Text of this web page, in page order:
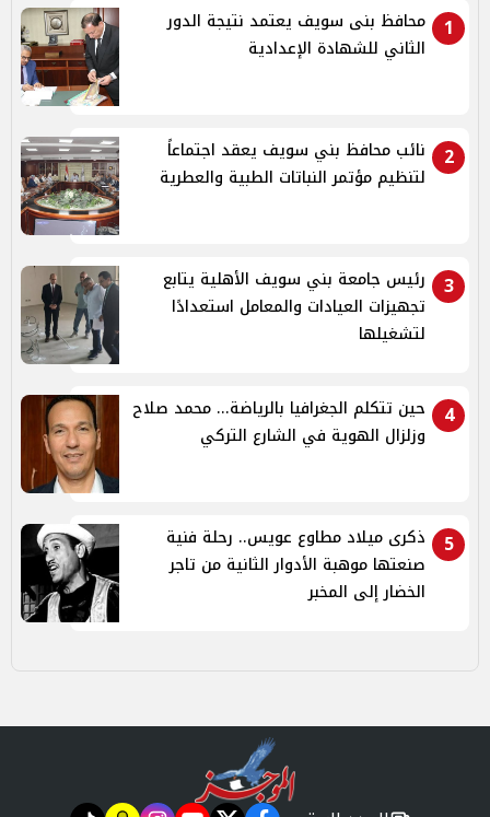
1
محافظ بنى سويف يعتمد نتيجة الدور
الثاني للشهادة الإعدادية
2
نائب محافظ بني سويف يعقد اجتماعاً
لتنظيم مؤتمر النباتات الطبية والعطرية
3
رئيس جامعة بني سويف الأهلية يتابع
تجهيزات العيادات والمعامل استعدادًا
لتشغيلها
4
حين تتكلم الجغرافيا بالرياضة... محمد صلاح
وزلزال الهوية في الشارع التركي
5
ذكرى ميلاد مطاوع عويس.. رحلة فنية
صنعتها موهبة الأدوار الثانية من تاجر
الخضار إلى المخبر